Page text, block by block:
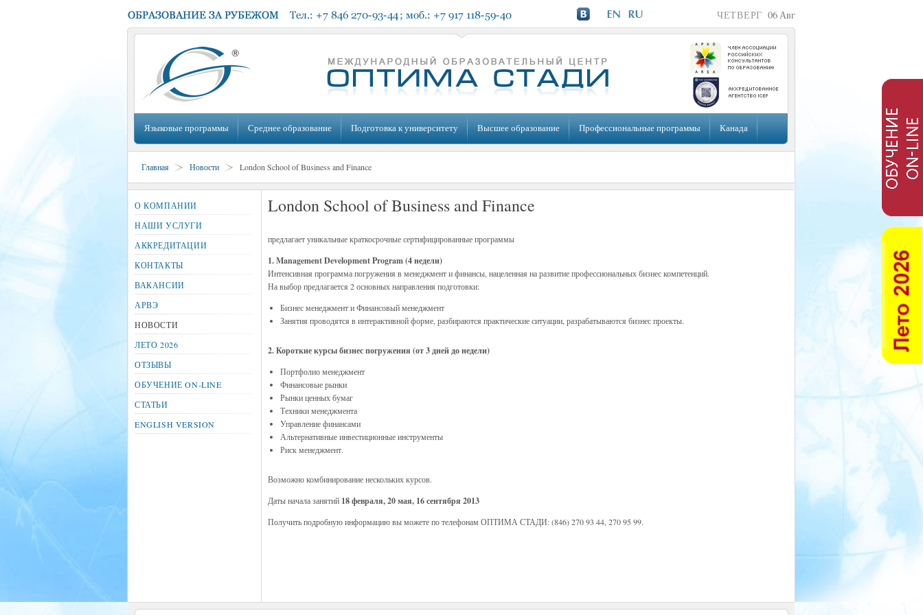
ЧЕТВЕРГ 06Авг
Языковые программы Среднее образование Подготовка к университету Высшее образование Профессиональные программы Канада
Главная Новости London School of Business and Finance
London School of Business and Finance
предлагает уникальные краткосрочные сертифицированные программы
1. Management Development Program (4 недели)
Интенсивная программа погружения в менеджмент и финансы, нацеленная на развитие профессиональных бизнес компетенций.
На выбор предлагается 2 основных направления подготовки:
Бизнес менеджмент и Финансовый менеджмент
Занятия проводятся в интерактивной форме, разбираются практические ситуации, разрабатываются бизнес проекты.
2. Короткие курсы бизнес погружения (от 3 дней до недели)
Портфолио менеджмент
Финансовые рынки
Рынки ценных бумаг
Техники менеджмента
Управление финансами
Альтернативные инвестиционные инструменты
Риск менеджмент.
Возможно комбинирование нескольких курсов.
Даты начала занятий 18 февраля, 20 мая, 16 сентября 2013
Получить подробную информацию вы можете по телефонам ОПТИМА СТАДИ: (846) 270 93 44, 270 95 99.
О КОМПАНИИ
НАШИ УСЛУГИ
АККРЕДИТАЦИИ
КОНТАКТЫ
ВАКАНСИИ
АРВЭ
НОВОСТИ
ЛЕТО 2026
ОТЗЫВЫ
ОБУЧЕНИЕ ON-LINE
СТАТЬИ
ENGLISH VERSION